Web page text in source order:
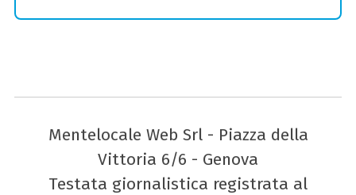
Mentelocale Web Srl - Piazza della
Vittoria 6/6 - Genova
Testata giornalistica registrata al